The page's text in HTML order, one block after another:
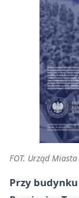
FOT. Urząd
Przy